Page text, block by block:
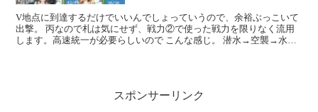
V地点に到達するだけでいいんでしょっていうので、余裕ぶっこいて
出撃。 丙なので札は気にせず、戦力②で使った戦力を限りなく流用
します。高速統一が必要らしいので こんな感じ。 潜水→空襲→水上
スポンサーリンク